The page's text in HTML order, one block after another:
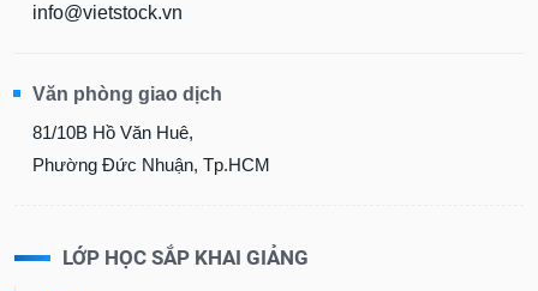
info@vietstock.vn
Văn phòng giao dịch
81/10B Hồ Văn Huê,
Phường Đức Nhuận, Tp.HCM
LỚP HỌC SẮP KHAI GIẢNG